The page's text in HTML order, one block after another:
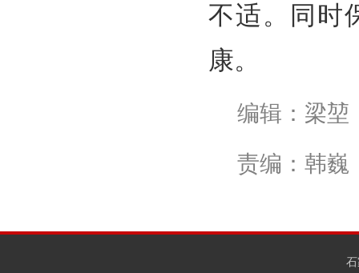
不适。同时
康。
编辑：梁堃
责编：韩巍